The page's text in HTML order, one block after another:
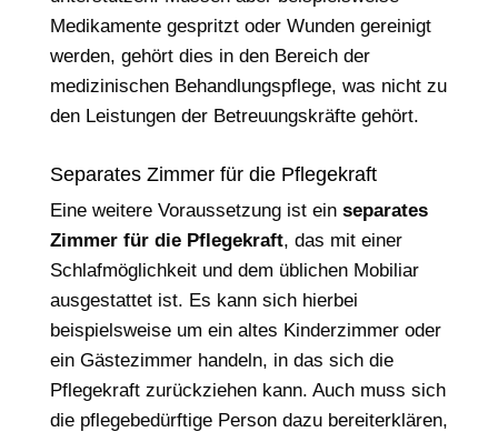
Medikamente gespritzt oder Wunden gereinigt
werden, gehört dies in den Bereich der
medizinischen Behandlungspflege, was nicht zu
den Leistungen der Betreuungskräfte gehört.
Separates Zimmer für die Pflegekraft
Eine weitere Voraussetzung ist ein separates
Zimmer für die Pflegekraft, das mit einer
Schlafmöglichkeit und dem üblichen Mobiliar
ausgestattet ist. Es kann sich hierbei
beispielsweise um ein altes Kinderzimmer oder
ein Gästezimmer handeln, in das sich die
Pflegekraft zurückziehen kann. Auch muss sich
die pflegebedürftige Person dazu bereiterklären,